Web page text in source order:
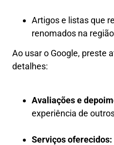
Artigos e listas que
renomados na
Ao usar o Google, preste
detalhes:
Avaliações e
experiência de
Serviços oferecidos: